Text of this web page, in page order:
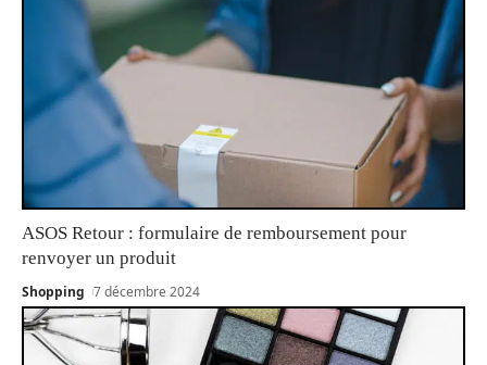
ASOS Retour : formulaire de remboursement pour
renvoyer un produit
Shopping 7 décembre 2024